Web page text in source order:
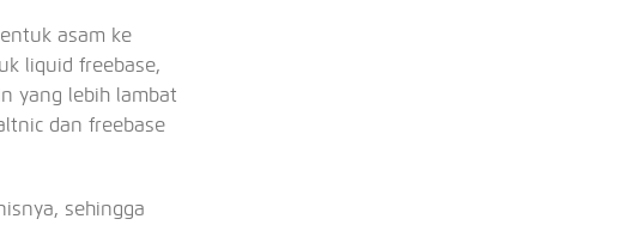
asam ke
liquid freebase,
yang lebih lambat
dan freebase
sehingga